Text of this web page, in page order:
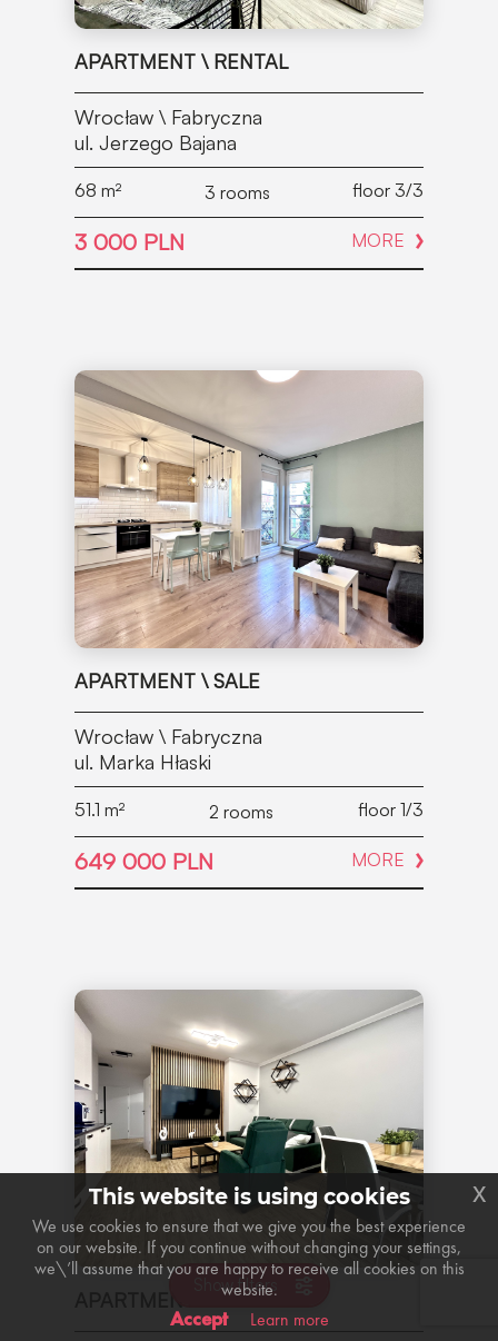
Show filters
APARTMENT \ RENTAL
Wrocław \ Fabryczna
ul. Jerzego Bajana
68 m² 3 rooms floor 3/3
3 000 PLN MORE
APARTMENT \ SALE
Wrocław \ Fabryczna
ul. Marka Hłaski
51.1 m² 2 rooms floor 1/3
649 000 PLN MORE
APARTMENT \ RENTAL
This website is using cookies
We use cookies to ensure that we give you the best experience
on our website. If you continue without changing your settings,
we\’ll assume that you are happy to receive all cookies on this
website.
Accept Learn more
x